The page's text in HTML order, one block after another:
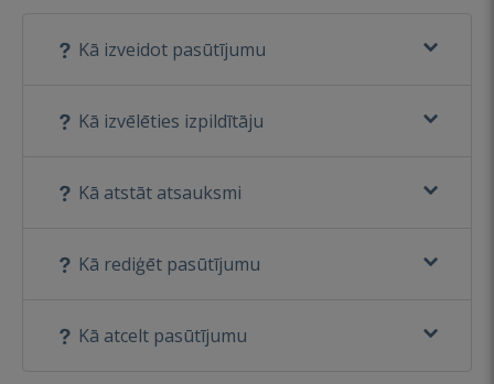
Kā izveidot pasūtījumu
Kā izvēlēties izpildītāju
Kā atstāt atsauksmi
Kā rediģēt pasūtījumu
Kā atcelt pasūtījumu